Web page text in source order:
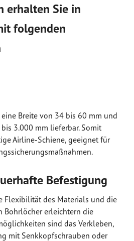
erhalten Sie in
folgenden
Breite von 34 bis 60 mm und
3.000 mm lieferbar. Somit
Airline-Schiene, geeignet für
Befestigung
Flexibilität des Materials und die
Bohrlöcher erleichtern die
sind das Verkleben,
mit Senkkopfschrauben oder